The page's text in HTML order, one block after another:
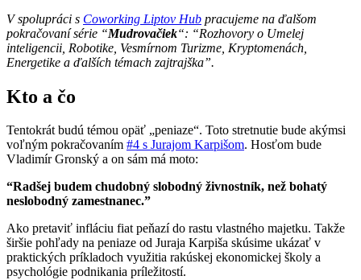
V spolupráci s Coworking Liptov Hub pracujeme na ďalšom
pokračovaní série “Mudrovačiek“: “Rozhovory o Umelej
inteligencii, Robotike, Vesmírnom Turizme, Kryptomenách,
Energetike a ďalších témach zajtrajška”.
Kto a čo
Tentokrát budú témou opäť „peniaze“. Toto stretnutie bude akýmsi
voľným pokračovaním #4 s Jurajom Karpišom. Hosťom bude
Vladimír Gronský a on sám má moto:
“Radšej budem chudobný slobodný živnostník, než bohatý
neslobodný zamestnanec.”
Ako pretaviť infláciu fiat peňazí do rastu vlastného majetku. Takže
širšie pohľady na peniaze od Juraja Karpiša skúsime ukázať v
praktických príkladoch využitia rakúskej ekonomickej školy a
psychológie podnikania príležitostí.